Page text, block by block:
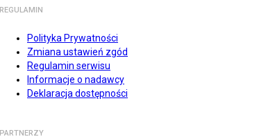
REGULAMIN
Polityka Prywatności
Zmiana ustawień zgód
Regulamin serwisu
Informacje o nadawcy
Deklaracja dostępności
PARTNERZY